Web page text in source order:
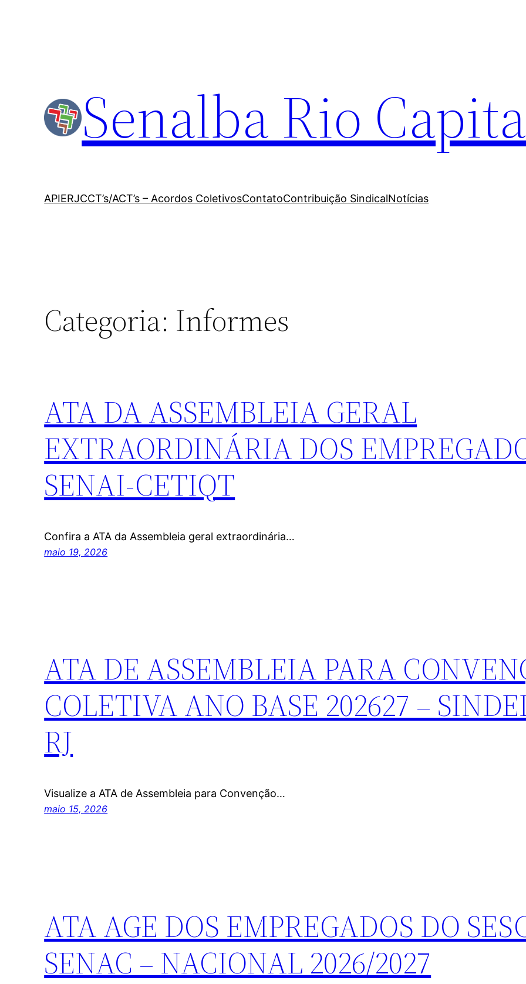
Senalba Rio
APIERJCCT’s/ACT’s – Acordos ColetivosContatoContribuição SindicalNotícias
Categoria: Informes
ATA DA ASSEMBLEIA GERAL
EXTRAORDINÁRIA DOS
SENAI-CETIQT
Confira a ATA da Assembleia geral extraordinária…
maio 19, 2026
ATA DE ASSEMBLEIA PARA
COLETIVA ANO BASE 202627 –
RJ
Visualize a ATA de Assembleia para Convenção…
maio 15, 2026
ATA AGE DOS EMPREGADOS DO
SENAC – NACIONAL 2026/2027